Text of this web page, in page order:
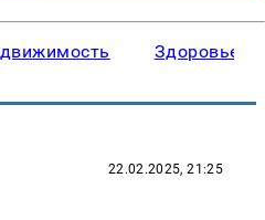
Здоровье
22.02.2025, 21:25